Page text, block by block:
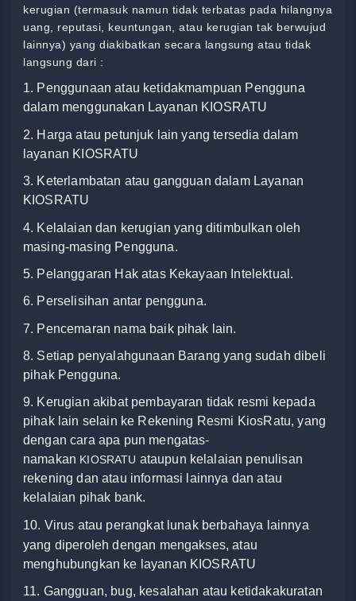
kerugian (termasuk namun tidak terbatas pada hilangnya
uang, reputasi, keuntungan, atau kerugian tak berwujud
lainnya) yang diakibatkan secara langsung atau tidak
langsung dari :
1. Penggunaan atau ketidakmampuan Pengguna
dalam menggunakan Layanan KIOSRATU
2. Harga atau petunjuk lain yang tersedia dalam
layanan KIOSRATU
3. Keterlambatan atau gangguan dalam Layanan
KIOSRATU
4. Kelalaian dan kerugian yang ditimbulkan oleh
masing-masing Pengguna.
5. Pelanggaran Hak atas Kekayaan Intelektual.
6. Perselisihan antar pengguna.
7. Pencemaran nama baik pihak lain.
8. Setiap penyalahgunaan Barang yang sudah dibeli
pihak Pengguna.
9. Kerugian akibat pembayaran tidak resmi kepada
pihak lain selain ke Rekening Resmi KiosRatu, yang
dengan cara apa pun mengatas-
namakan KIOSRATU ataupun kelalaian penulisan
rekening dan atau informasi lainnya dan atau
kelalaian pihak bank.
10. Virus atau perangkat lunak berbahaya lainnya
yang diperoleh dengan mengakses, atau
menghubungkan ke layanan KIOSRATU
11. Gangguan, bug, kesalahan atau ketidakakuratan